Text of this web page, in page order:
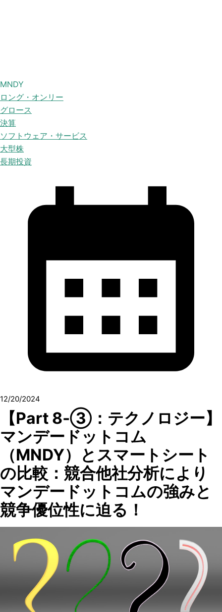
MNDY
ロング・オンリー
グロース
決算
ソフトウェア・サービス
大型株
長期投資
12/20/2024
【Part 8‐③：テクノロジー】
マンデードットコム
（MNDY）とスマートシート
の比較：競合他社分析により
マンデードットコムの強みと
競争優位性に迫る！